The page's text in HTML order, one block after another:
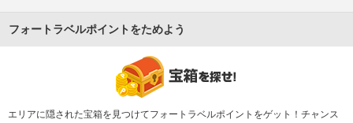
フォートラベルポイントをためよう
エリアに隠された宝箱を見つけてフォートラベルポイントをゲット！チャンス